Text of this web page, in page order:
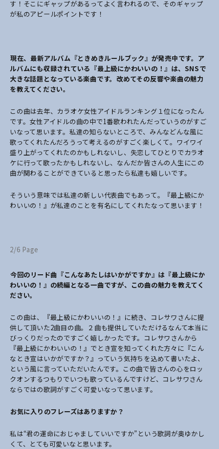
す！そこにギャップがあるってよく言われるので、そのギャップ
が私のアピールポイントです！
――現在、最新アルバム『ときめきルールブック』が発売中です。ア
ルバムにも収録されている『最上級にかわいいの！』は、SNSで
大きな話題となっている楽曲です。改めてその反響や楽曲の魅力
を教えてください。
この曲は去年、カラオケ女性アイドルランキング１位になったん
です。女性アイドルの曲の中で1番歌われたんだっていうのがすご
いなって思います。私達の知らないところで、みんなどんな風に
歌ってくれたんだろうって考えるのがすごく楽しくて。ワイワイ
盛り上がってくれたのかもしれないし、失恋してひとりでカラオ
ケに行って歌ったかもしれないし、なんだか皆さんの人生にこの
曲が関わることができていると思ったら私達も嬉しいです。
そういう意味では私達の新しい代表曲でもあって。『最上級にか
わいいの！』が私達のことを有名にしてくれたなって思います！
2/6 Page
――今回のリード曲『こんなあたしはいかがですか』は『最上級にか
わいいの！』の続編となる一曲ですが、この曲の魅力を教えてく
ださい。
この曲は、『最上級にかわいいの！』に続き、コレサワさんに提
供して頂いた2曲目の曲。２曲も提供していただけるなんて本当に
びっくりだったのですごく嬉しかったです。コレサワさんから
『最上級にかわいいの！』でとき宣を知ってくれた方々に『こん
なとき宣はいかがですか？』っていう気持ちを込めて書いたよ、
という風に言っていただいたんです。この曲で皆さんの心をロッ
クオンするつもりでいつも歌っているんですけど、コレサワさん
ならではの歌詞がすごく可愛いなって思います。
――お気に入りのフレーズはありますか？
私は“君の運命におじゃましていいですか”という歌詞が奥ゆかし
くて、とても可愛いなと思います。